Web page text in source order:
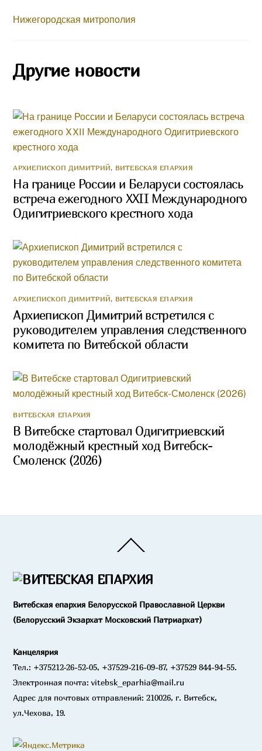
Нижегородская митрополия
Другие новости
АРХИЕПИСКОП ДИМИТРИЙ, ВИТЕБСКАЯ ЕПАРХИЯ
На границе России и Беларуси состоялась
встреча ежегодного XXII Международного
Одигитриевского крестного хода
АРХИЕПИСКОП ДИМИТРИЙ, ВИТЕБСКАЯ ЕПАРХИЯ
Архиепископ Димитрий встретился с
руководителем управления следственного
комитета по Витебской области
ВИТЕБСКАЯ ЕПАРХИЯ
В Витебске стартовал Одигитриевский
молодёжный крестный ход Витебск-
Смоленск (2026)
To
Витебская епархия Белорусской Православной Церкви
(Белорусский Экзархат Московский Патриархат)
Канцелярия
Тел.: +375212-26-52-05, +37529-216-09-87, +37529 844-94-55.
Электронная почта: vitebsk_eparhia@mail.ru
Адрес для почтовых отправлений: 210026, г. Витебск,
ул.Чехова, 19.